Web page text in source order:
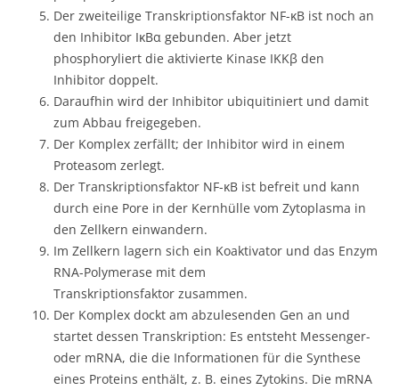
Der zweiteilige Transkriptionsfaktor NF-κB ist noch an
den Inhibitor IκBα gebunden. Aber jetzt
phosphoryliert die aktivierte Kinase IKKβ den
Inhibitor doppelt.
Daraufhin wird der Inhibitor ubiquitiniert und damit
zum Abbau freigegeben.
Der Komplex zerfällt; der Inhibitor wird in einem
Proteasom zerlegt.
Der Transkriptionsfaktor NF-κB ist befreit und kann
durch eine Pore in der Kernhülle vom Zytoplasma in
den Zellkern einwandern.
Im Zellkern lagern sich ein Koaktivator und das Enzym
RNA-Polymerase mit dem
Transkriptionsfaktor zusammen.
Der Komplex dockt am abzulesenden Gen an und
startet dessen Transkription: Es entsteht Messenger-
oder mRNA, die die Informationen für die Synthese
eines Proteins enthält, z. B. eines Zytokins. Die mRNA